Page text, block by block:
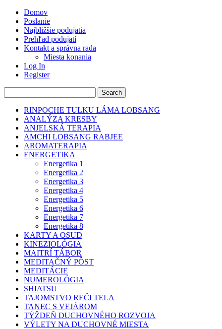
Domov
Poslanie
Najbližšie podujatia
Prehľad podujatí
Kontakt a správna rada
Miesta konania
Log In
Register
RINPOCHE TULKU LÁMA LOBSANG
ANALÝZA KRESBY
ANJELSKÁ TERAPIA
AMCHI LOBSANG RABJEE
AROMATERAPIA
ENERGETIKA
Energetika 1
Energetika 2
Energetika 3
Energetika 4
Energetika 5
Energetika 6
Energetika 7
Energetika 8
KARTY A OSUD
KINEZIOLÓGIA
MAITRÍ TÁBOR
MEDITAČNÝ PÔST
MEDITÁCIE
NUMEROLÓGIA
SHIATSU
TAJOMSTVO REČI TELA
TANEC S VEJÁROM
TÝŽDEŇ DUCHOVNÉHO ROZVOJA
VÝLETY NA DUCHOVNÉ MIESTA